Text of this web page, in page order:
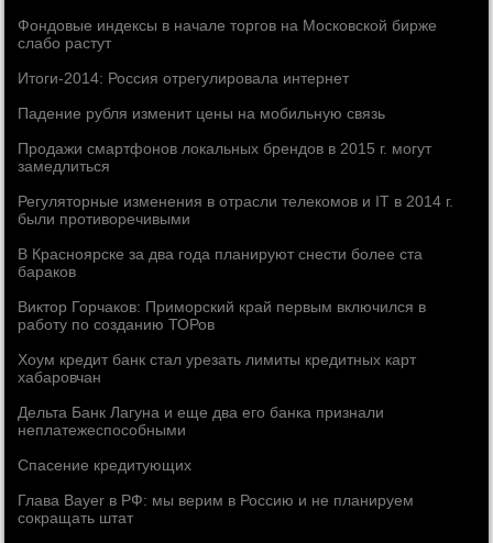
Фондовые индексы в начале торгов на Московской бирже
слабо растут
Итоги-2014: Россия отрегулировала интернет
Падение рубля изменит цены на мобильную связь
Продажи смартфонов локальных брендов в 2015 г. могут
замедлиться
Регуляторные изменения в отрасли телекомов и IT в 2014 г.
были противоречивыми
В Красноярске за два года планируют снести более ста
бараков
Виктор Горчаков: Приморский край первым включился в
работу по созданию ТОРов
Хоум кредит банк стал урезать лимиты кредитных карт
хабаровчан
Дельта Банк Лагуна и еще два его банка признали
неплатежеспособными
Спасение кредитующих
Глава Bayer в РФ: мы верим в Россию и не планируем
сокращать штат